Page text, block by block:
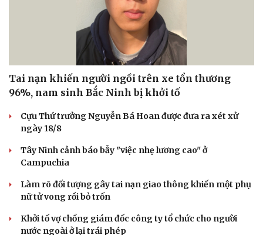
Tai nạn khiến người ngồi trên xe tổn thương
96%, nam sinh Bắc Ninh bị khởi tố
Cựu Thứ trưởng Nguyễn Bá Hoan được đưa ra xét xử
ngày 18/8
Tây Ninh cảnh báo bẫy "việc nhẹ lương cao" ở
Campuchia
Làm rõ đối tượng gây tai nạn giao thông khiến một phụ
nữ tử vong rồi bỏ trốn
Khởi tố vợ chồng giám đốc công ty tổ chức cho người
nước ngoài ở lại trái phép